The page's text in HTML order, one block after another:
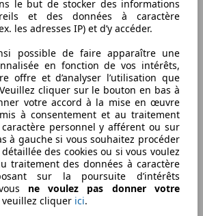
le but de stocker des informations
et des données à caractère
les adresses IP) et d’y accéder.
possible de faire apparaître une
en fonction de vos intérêts,
offre et d’analyser l’utilisation que
cliquer sur le bouton en bas à
votre accord à la mise en œuvre
à consentement et au traitement
personnel y afférent ou sur
à gauche si vous souhaitez procéder
des cookies ou si vous voulez
traitement des données à caractère
sur la poursuite d’intérêts
ne voulez pas donner votre
veuillez cliquer ici.
du pneu. Pour des perforations
en caoutchouc peut suffire,
complets incluant des patchs et
une étanchéité maximale sont
réparations internes permanentes.
avec le type de pneu
haute performance, pneu été ou
plus efficace et durable.
qualité, souvent certifiés, est
sécurité.
soi-même nécessite en revanche
pour garantir une intervention
les équipements à avoir dans son